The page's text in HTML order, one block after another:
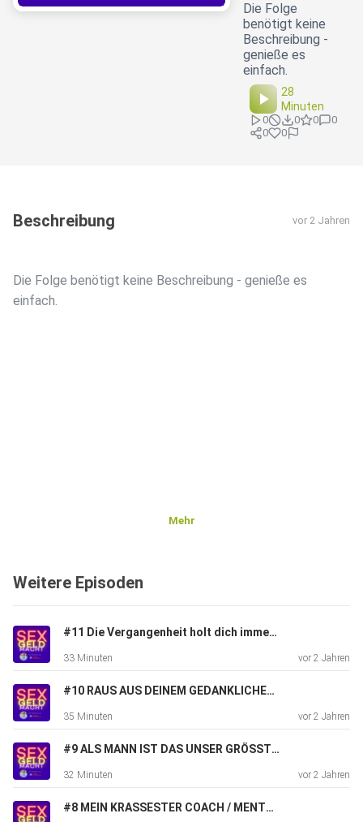
Die Folge
benötigt keine
Beschreibung -
genieße es
einfach.
28
Minuten
0 0 0
0
0
0
Beschreibung vor 2 Jahren
Die Folge benötigt keine Beschreibung - genieße es
einfach.
Mehr
Weitere Episoden
#11 Die Vergangenheit holt dich immer ein
33 Minuten vor 2 Jahren
#10 RAUS AUS DEINEM GEDANKLICHEN GEFÄNGNIS
35 Minuten vor 2 Jahren
#9 ALS MANN IST DAS UNSER GRÖSSTER WUNSCH
32 Minuten vor 2 Jahren
#8 MEIN KRASSESTER COACH / MENTOR / BERATER